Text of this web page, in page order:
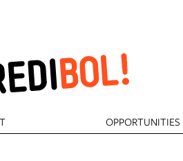
OPPORTUNITIES